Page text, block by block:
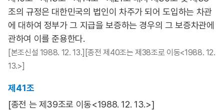
조의 규정은 대한민국의 법인이 차주가 되어 도입하는 차관
에 대하여 정부가 그 지급을 보증하는 경우의 그 보증차관에
관하여 이를 준용한다.
[본조신설 1988. 12. 13.][종전 제40조는 제38조로 이동<1988. 12.
13.>]
제41조
[종전 는 제39조로 이동<1988. 12. 13.>]